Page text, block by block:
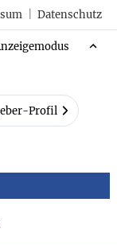
Datenschutz
Profil